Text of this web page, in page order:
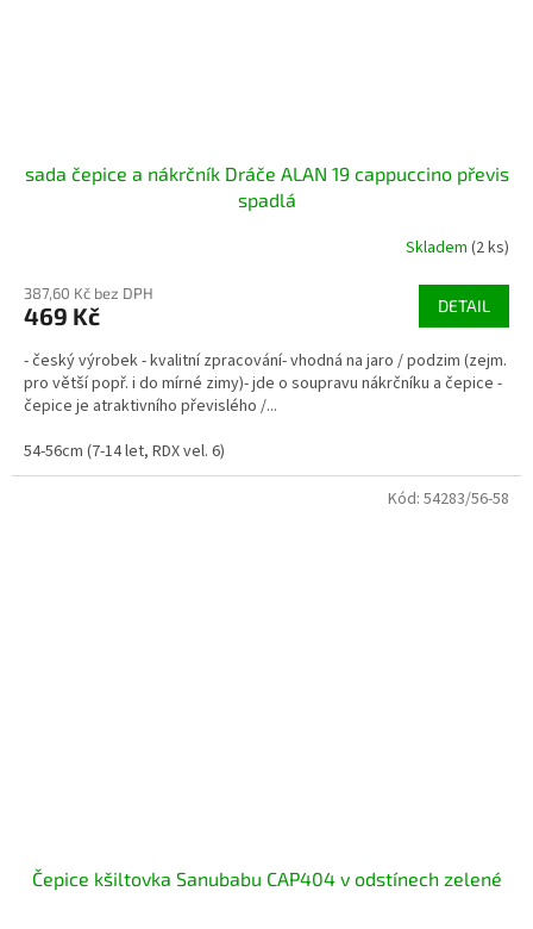
sada čepice a nákrčník Dráče ALAN 19 cappuccino převis
spadlá
Skladem (2 ks)
387,60 Kč bez DPH
469 Kč DETAIL
- český výrobek - kvalitní zpracování- vhodná na jaro / podzim (zejm.
pro větší popř. i do mírné zimy)- jde o soupravu nákrčníku a čepice -
čepice je atraktivního převislého /...
54-56cm (7-14 let, RDX vel. 6)
Čepice kšiltovka Sanubabu CAP404 v odstínech zelené
Kód: 54283/56-58